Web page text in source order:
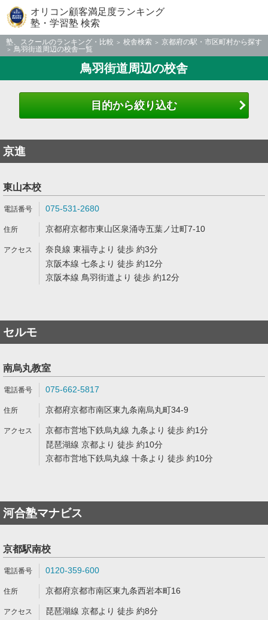
オリコン顧客満足度ランキング
塾・学習塾 検索
塾、スクールのランキング・比較 校舎検索
京都府の駅・市区町村から探す
鳥羽街道周辺の校舎一覧
鳥羽街道周辺の校舎
目的から絞り込む
京進
東山本校
075-531-2680
京都府京都市東山区泉涌寺五葉ノ辻町7-10
奈良線 東福寺より 徒歩 約3分
京阪本線 七条より 徒歩 約12分
京阪本線 鳥羽街道より 徒歩 約12分
セルモ
南烏丸教室
075-662-5817
京都府京都市南区東九条南烏丸町34-9
京都市営地下鉄烏丸線 九条より 徒歩 約1分
琵琶湖線 京都より 徒歩 約10分
京都市営地下鉄烏丸線 十条より 徒歩 約10分
河合塾マナビス
京都駅南校
0120-359-600
京都府京都市南区東九条西岩本町16
琵琶湖線 京都より 徒歩 約8分